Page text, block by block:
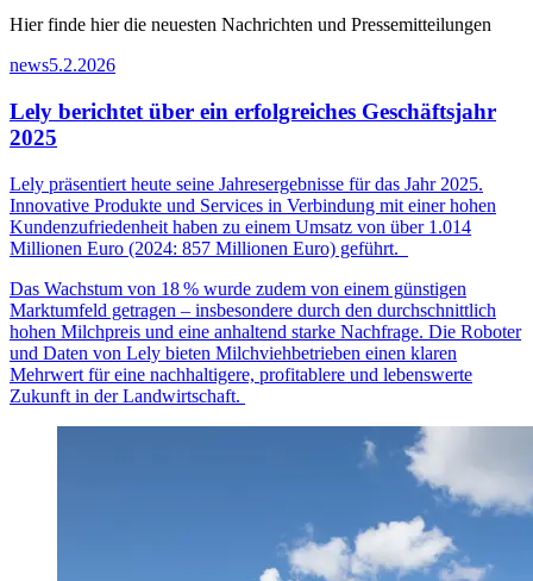
Hier finde hier die neuesten Nachrichten und Pressemitteilungen
news5.2.2026
Lely berichtet über ein erfolgreiches Geschäftsjahr
2025
Lely präsentiert heute seine Jahresergebnisse für das Jahr 2025.
Innovative Produkte und Services in Verbindung mit einer hohen
Kundenzufriedenheit haben zu einem Umsatz von über 1.014
Millionen Euro (2024: 857 Millionen Euro) geführt.
Das Wachstum von 18% wurde zudem von einem günstigen
Marktumfeld getragen – insbesondere durch den durchschnittlich
hohen Milchpreis und eine anhaltend starke Nachfrage. Die Roboter
und Daten von Lely bieten Milchviehbetrieben einen klaren
Mehrwert für eine nachhaltigere, profitablere und lebenswerte
Zukunft in der Landwirtschaft.